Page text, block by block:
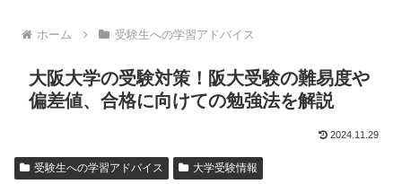
ホーム 受験生への学習アドバイス
大阪大学の受験対策！阪大受験の難易度や
偏差値、合格に向けての勉強法を解説
2024.11.29
受験生への学習アドバイス 大学受験情報